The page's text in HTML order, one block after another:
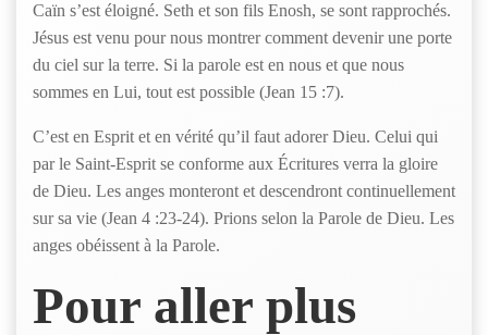
Caïn s’est éloigné. Seth et son fils Enosh, se sont rapprochés.
Jésus est venu pour nous montrer comment devenir une porte
du ciel sur la terre. Si la parole est en nous et que nous
sommes en Lui, tout est possible (Jean 15 :7).
C’est en Esprit et en vérité qu’il faut adorer Dieu. Celui qui
par le Saint-Esprit se conforme aux Écritures verra la gloire
de Dieu. Les anges monteront et descendront continuellement
sur sa vie (Jean 4 :23-24). Prions selon la Parole de Dieu. Les
anges obéissent à la Parole.
Pour aller plus